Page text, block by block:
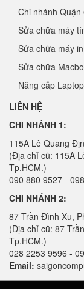
Chi nhánh Quận
Sửa chữa máy
Sửa chữa máy in
Sửa chữa
Nâng cấp Laptop
LIÊN HỆ
CHI NHÁNH 1:
115A Lê Quang
(Địa chỉ cũ: 115A
Tp.HCM.)
090 880 9527 -
CHI NHÁNH 2:
87 Trần Đình Xu,
(Địa chỉ cũ: 87
Tp.HCM.)
028 2253 9596 -
Email: